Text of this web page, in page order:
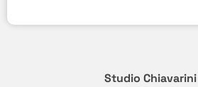
Studio